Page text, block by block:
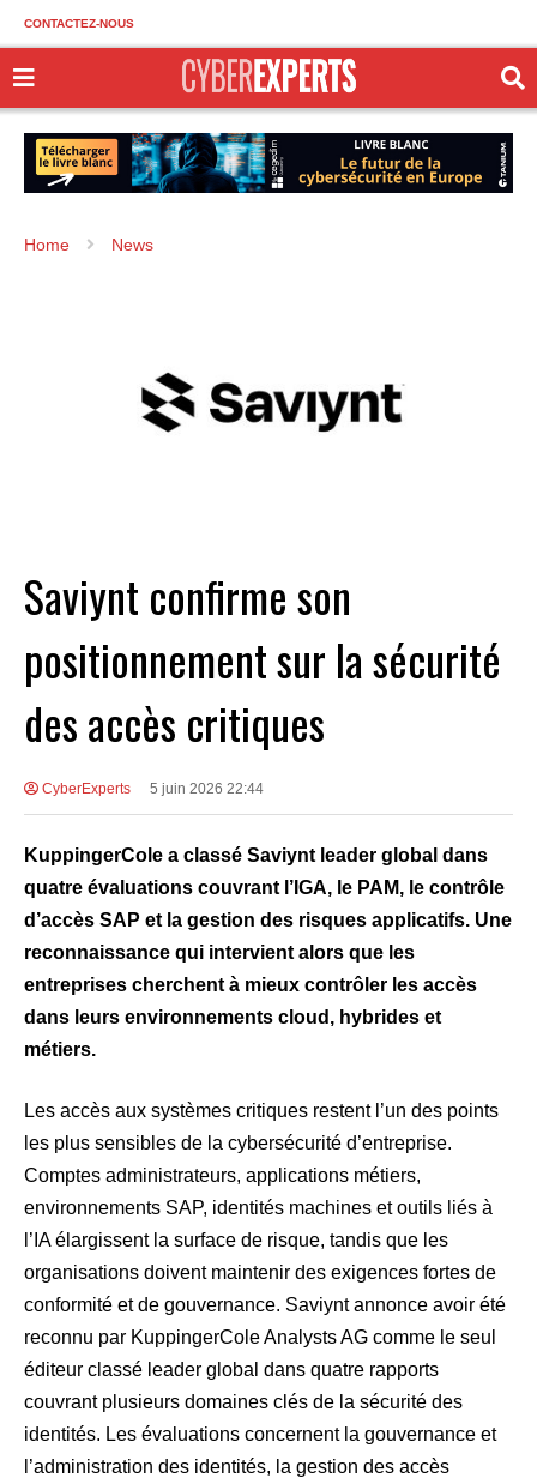
CONTACTEZ-NOUS
Home News
Saviynt confirme son
positionnement sur la sécurité
des accès critiques
CyberExperts 5 juin 2026 22:44
KuppingerCole a classé Saviynt leader global dans
quatre évaluations couvrant l’IGA, le PAM, le contrôle
d’accès SAP et la gestion des risques applicatifs. Une
reconnaissance qui intervient alors que les
entreprises cherchent à mieux contrôler les accès
dans leurs environnements cloud, hybrides et
métiers.
Les accès aux systèmes critiques restent l’un des points
les plus sensibles de la cybersécurité d’entreprise.
Comptes administrateurs, applications métiers,
environnements SAP, identités machines et outils liés à
l’IA élargissent la surface de risque, tandis que les
organisations doivent maintenir des exigences fortes de
conformité et de gouvernance. Saviynt annonce avoir été
reconnu par KuppingerCole Analysts AG comme le seul
éditeur classé leader global dans quatre rapports
couvrant plusieurs domaines clés de la sécurité des
identités. Les évaluations concernent la gouvernance et
l’administration des identités, la gestion des accès